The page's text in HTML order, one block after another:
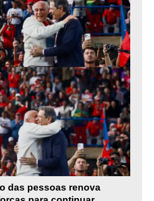
das pessoas renova